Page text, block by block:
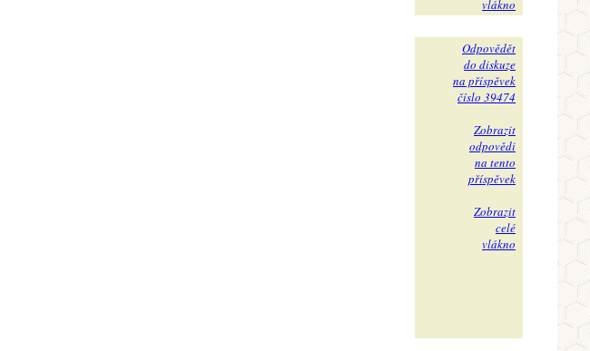
vlákno
Odpovědět
do diskuze
na příspěvek
číslo 39474
Zobrazit
odpovědi
na tento
příspěvek
Zobrazit
celé
vlákno